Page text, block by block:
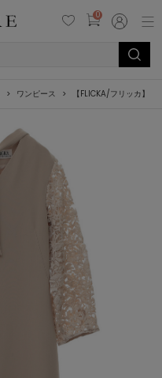
0
ワンピース 【FLICKA/フリッカ】ワ